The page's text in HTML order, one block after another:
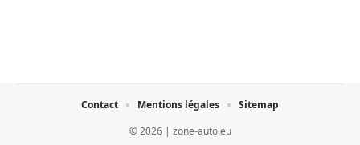
© 2026 | zone-auto.eu
Contact Mentions légales Sitemap